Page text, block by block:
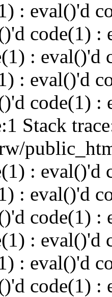
: eval()'d
code(1) :
: eval()'d
: eval()'d
code(1) :
Stack
: eval()'d
: eval()'d
code(1) :
: eval()'d
: eval()'d
code(1) :